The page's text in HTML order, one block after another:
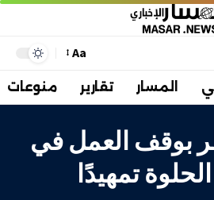
Aa
المسار تقارير منوعات
بوقف العمل في
تمهيدًا